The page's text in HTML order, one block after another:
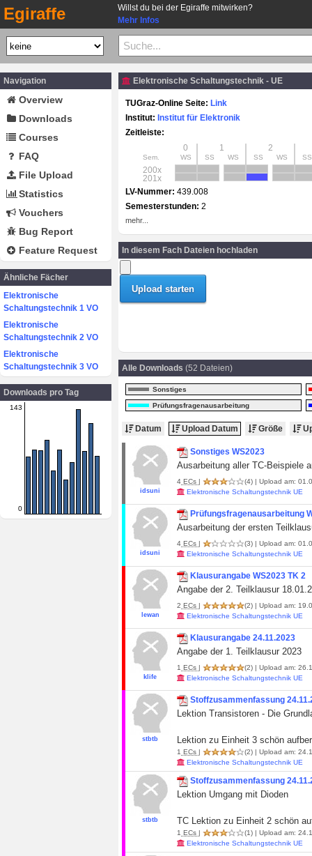
Egiraffe
Willst du bei der Egiraffe mitwirken?
Mehr Infos
Navigation
Overview
Downloads
Courses
FAQ
File Upload
Statistics
Vouchers
Bug Report
Feature Request
Ähnliche Fächer
Elektronische
Schaltungstechnik 1 VO
Elektronische
Schaltungstechnik 2 VO
Elektronische
Schaltungstechnik 3 VO
Downloads pro Tag
143
0
Elektronische Schaltungstechnik - UE
TUGraz-Online Seite: Link
Institut: Institut für Elektronik
Zeitleiste:
0
1 2
Sem. WS SS WS SS WS SS
200x
201x
LV-Nummer: 439.008
Semesterstunden: 2
mehr...
In diesem Fach Dateien hochladen
Alle Downloads (52 Dateien)
Sonstiges
Prüfungsfragenausarbeitung
Datum Upload Datum Größe
idsuni
Sonstiges WS2023
Ausarbeitung aller TC-Beispiele
4 ECs | (4) | Upload am:
Elektronische Schaltungstechnik UE
idsuni
Prüfungsfragenausarbeitung
Ausarbeitung der ersten
4 ECs | (3) | Upload am:
Elektronische Schaltungstechnik UE
lewan
Klausurangabe WS2023 TK 2
Angabe der 2. Teilklausur
2 ECs | (2) | Upload am:
Elektronische Schaltungstechnik UE
klife
Klausurangabe 24.11.2023
Angabe der 1. Teilklausur 2023
1 ECs | (2) | Upload am:
Elektronische Schaltungstechnik UE
stbtb
Stoffzusammenfassung
Lektion Transistoren - Die
Lektion zu Einheit 3 schön
1 ECs | (2) | Upload am:
Elektronische Schaltungstechnik UE
stbtb
Stoffzusammenfassung
Lektion Umgang mit Dioden
TC Lektion zu Einheit 2 schön
1 ECs | (1) | Upload am:
Elektronische Schaltungstechnik UE